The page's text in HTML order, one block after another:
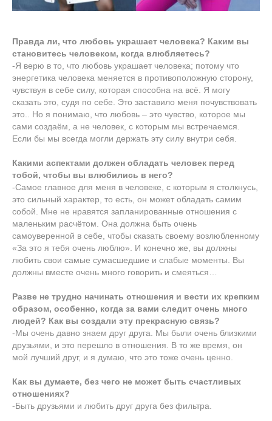
Правда ли, что любовь украшает человека? Каким вы
становитесь человеком, когда влюбляетесь?
-Я верю в то, что любовь украшает человека; потому что
энергетика человека меняется в противоположную сторону,
чувствуя в себе силу, которая способна на всё. Я могу
сказать это, судя по себе. Это заставило меня почувствовать
это.. Но я понимаю, что любовь – это чувство, которое мы
сами создаём, а не человек, с которым мы встречаемся.
Если бы мы всегда могли держать эту силу внутри себя.
Какими аспектами должен обладать человек перед
тобой, чтобы вы влюбились в него?
-Самое главное для меня в человеке, с которым я столкнусь,
это сильный характер, то есть, он может обладать самим
собой. Мне не нравятся запланированные отношения с
маленьким расчётом. Она должна быть очень
самоуверенной в себе, чтобы сказать своему возлюбленному
«За это я тебя очень люблю». И конечно же, вы должны
любить свои самые сумасшедшие и слабые моменты. Вы
должны вместе очень много говорить и смеяться…
Разве не трудно начинать отношения и вести их крепким
образом, особенно, когда за вами следит очень много
людей? Как вы создали эту прекрасную связь?
-Мы очень давно знаем друг друга. Мы были очень близкими
друзьями, и это перешло в отношения. В то же время, он
мой лучший друг, и я думаю, что это тоже очень ценно.
Как вы думаете, без чего не может быть счастливых
отношениях?
-Быть друзьями и любить друг друга без фильтра.